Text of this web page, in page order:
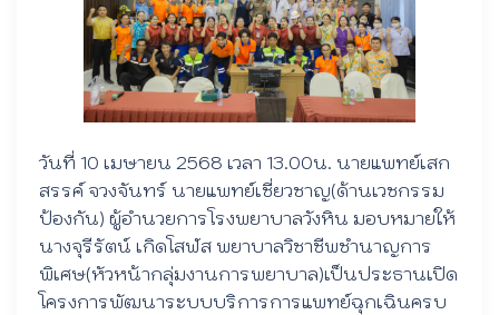
วันที่ 10 เมษายน 2568 เวลา 13.00น. นายแพทย์เสก
สรรค์ จวงจันทร์ นายแพทย์เชี่ยวชาญ(ด้านเวชกรรม
ป้องกัน) ผู้อำนวยการโรงพยาบาลวังหิน มอบหมายให้
นางจุรีรัตน์ เกิดโสฬส พยาบาลวิชาชีพชำนาญการ
พิเศษ(หัวหน้ากลุ่มงานการพยาบาล)เป็นประธานเปิด
โครงการพัฒนาระบบบริการการแพทย์ฉุกเฉินครบ